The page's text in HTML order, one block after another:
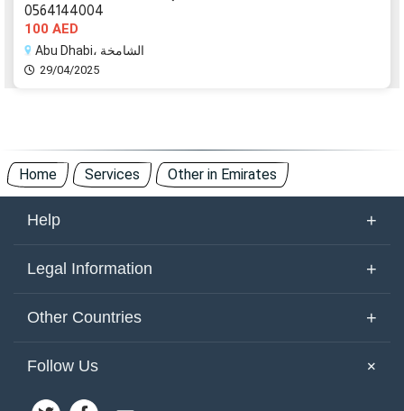
0564144004
100 AED
Abu Dhabi، الشامخة
29/04/2025
Home Services Other in Emirates
Help +
About Us
Site Map
Legal Information +
Terms of Use
Other Countries +
United Arab Emirates
Follow Us +